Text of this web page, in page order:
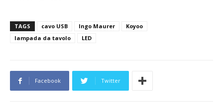
TAGS cavo USB Ingo Maurer
Koyoo
lampada da tavolo
LED
Facebook Twitter